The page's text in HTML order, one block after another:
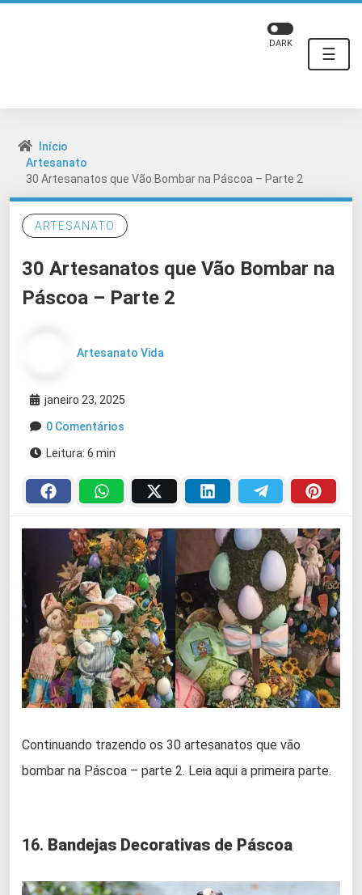
☰
DARK
Início
Artesanato
30 Artesanatos que Vão Bombar na Páscoa – Parte 2
ARTESANATO
30 Artesanatos que Vão Bombar na
Páscoa – Parte 2
Artesanato Vida
janeiro 23, 2025
0 Comentários
Leitura: 6 min
Continuando trazendo os 30 artesanatos que vão
bombar na Páscoa – parte 2. Leia aqui a primeira parte.
16. Bandejas Decorativas de Páscoa